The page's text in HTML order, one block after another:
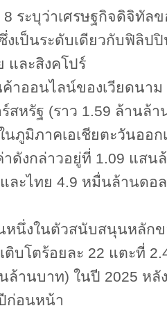
ระบุว่าเศรษฐกิจดิจิทัล
งเป็นระดับเดียวกับฟิลิป
และสิงคโปร์
าออนไลน์ของเวียดนาม
สหรัฐ (ราว 1.59 ล้านล้า
ภูมิภาคเอเชียตะวันออก
ดังกล่าวอยู่ที่ 1.09 แสน
ละไทย 4.9 หมื่นล้านดอล
หนึ่งในตัวสนับสนุนหลัก
ติบโตร้อยละ 22 แตะที่
ล้านบาท) ในปี 2025 หลั
ก่อนหน้า